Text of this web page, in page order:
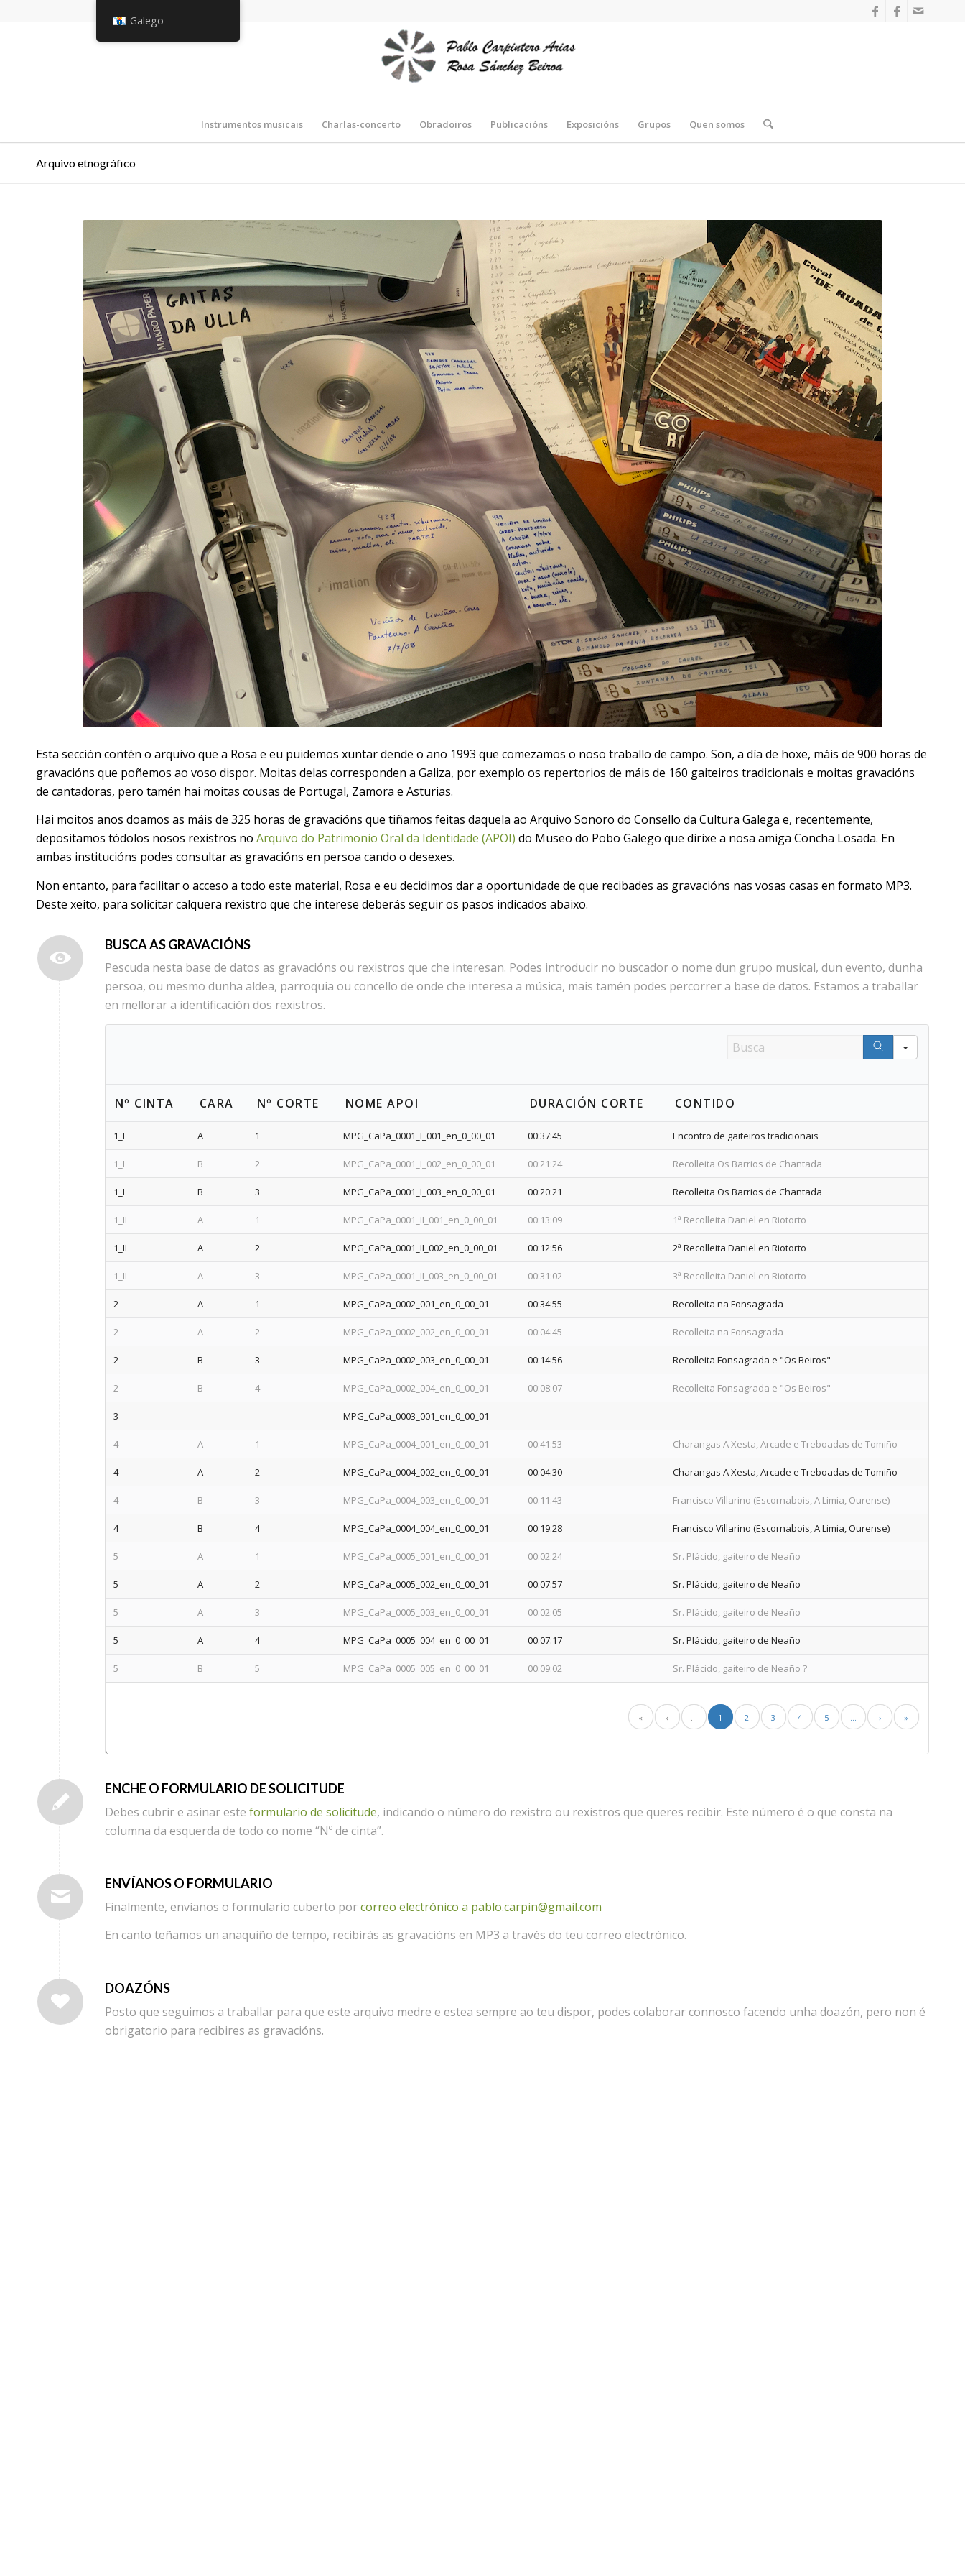
Instrumentos musicais Charlas-concerto Obradoiros Publicacións Exposicións Grupos Quen somos
Arquivo etnográfico
Esta sección contén o arquivo que a Rosa e eu puidemos xuntar dende o ano 1993 que comezamos o noso traballo de campo. Son, a día de hoxe, máis de 900 horas de
gravacións que poñemos ao voso dispor. Moitas delas corresponden a Galiza, por exemplo os repertorios de máis de 160 gaiteiros tradicionais e moitas gravacións
de cantadoras, pero tamén hai moitas cousas de Portugal, Zamora e Asturias.
Hai moitos anos doamos as máis de 325 horas de gravacións que tiñamos feitas daquela ao Arquivo Sonoro do Consello da Cultura Galega e, recentemente,
depositamos tódolos nosos rexistros no Arquivo do Patrimonio Oral da Identidade (APOI) do Museo do Pobo Galego que dirixe a nosa amiga Concha Losada. En
ambas institucións podes consultar as gravacións en persoa cando o desexes.
Non entanto, para facilitar o acceso a todo este material, Rosa e eu decidimos dar a oportunidade de que recibades as gravacións nas vosas casas en formato MP3.
Deste xeito, para solicitar calquera rexistro que che interese deberás seguir os pasos indicados abaixo.
BUSCA AS GRAVACIÓNS
Pescuda nesta base de datos as gravacións ou rexistros que che interesan. Podes introducir no buscador o nome dun grupo musical, dun evento, dunha
persoa, ou mesmo dunha aldea, parroquia ou concello de onde che interesa a música, mais tamén podes percorrer a base de datos. Estamos a traballar
en mellorar a identificación dos rexistros.
Search
Nº CINTA CARA Nº CORTE NOME APOI DURACIÓN CORTE CONTIDO
« ‹ 1 2 3 4 5 › »
1_I A 1 MPG_CaPa_0001_I_001_en_0_00_01 00:37:45 Encontro de gaiteiros tradicionais
1_I B 2 MPG_CaPa_0001_I_002_en_0_00_01 00:21:24 Recolleita Os Barrios de Chantada
1_I B 3 MPG_CaPa_0001_I_003_en_0_00_01 00:20:21 Recolleita Os Barrios de Chantada
1_II A 1 MPG_CaPa_0001_II_001_en_0_00_01 00:13:09 1ª Recolleita Daniel en Riotorto
1_II A 2 MPG_CaPa_0001_II_002_en_0_00_01 00:12:56 2ª Recolleita Daniel en Riotorto
1_II A 3 MPG_CaPa_0001_II_003_en_0_00_01 00:31:02 3ª Recolleita Daniel en Riotorto
2 A 1 MPG_CaPa_0002_001_en_0_00_01 00:34:55 Recolleita na Fonsagrada
2 A 2 MPG_CaPa_0002_002_en_0_00_01 00:04:45 Recolleita na Fonsagrada
2 B 3 MPG_CaPa_0002_003_en_0_00_01 00:14:56 Recolleita Fonsagrada e "Os Beiros"
2 B 4 MPG_CaPa_0002_004_en_0_00_01 00:08:07 Recolleita Fonsagrada e "Os Beiros"
3 MPG_CaPa_0003_001_en_0_00_01
4 A 1 MPG_CaPa_0004_001_en_0_00_01 00:41:53 Charangas A Xesta, Arcade e Treboadas de Tomiño
4 A 2 MPG_CaPa_0004_002_en_0_00_01 00:04:30 Charangas A Xesta, Arcade e Treboadas de Tomiño
4 B 3 MPG_CaPa_0004_003_en_0_00_01 00:11:43 Francisco Villarino (Escornabois, A Limia, Ourense)
4 B 4 MPG_CaPa_0004_004_en_0_00_01 00:19:28 Francisco Villarino (Escornabois, A Limia, Ourense)
5 A 1 MPG_CaPa_0005_001_en_0_00_01 00:02:24 Sr. Plácido, gaiteiro de Neaño
5 A 2 MPG_CaPa_0005_002_en_0_00_01 00:07:57 Sr. Plácido, gaiteiro de Neaño
5 A 3 MPG_CaPa_0005_003_en_0_00_01 00:02:05 Sr. Plácido, gaiteiro de Neaño
5 A 4 MPG_CaPa_0005_004_en_0_00_01 00:07:17 Sr. Plácido, gaiteiro de Neaño
5 B 5 MPG_CaPa_0005_005_en_0_00_01 00:09:02 Sr. Plácido, gaiteiro de Neaño ?
ENCHE O FORMULARIO DE SOLICITUDE
Debes cubrir e asinar este formulario de solicitude, indicando o número do rexistro ou rexistros que queres recibir. Este número é o que consta na
columna da esquerda de todo co nome “Nº de cinta”.
ENVÍANOS O FORMULARIO
Finalmente, envíanos o formulario cuberto porcorreo electrónico a pablo.carpin@gmail.com
En canto teñamos un anaquiño de tempo, recibirás as gravacións en MP3 a través do teu correo electrónico.
DOAZÓNS
Posto que seguimos a traballar para que este arquivo medre e estea sempre ao teu dispor, podes colaborar connosco facendo unha doazón, pero non é
obrigatorio para recibires as gravacións.
Galego